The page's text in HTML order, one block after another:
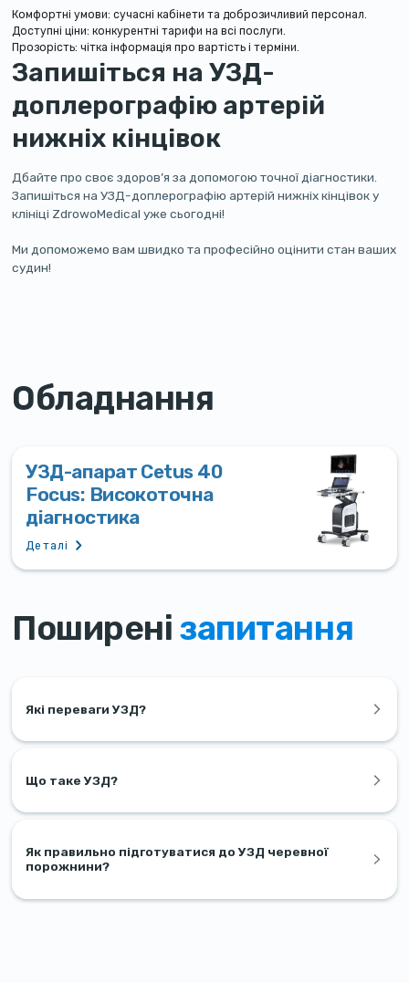
Комфортні умови: сучасні кабінети та доброзичливий персонал.
Доступні ціни: конкурентні тарифи на всі послуги.
Прозорість: чітка інформація про вартість і терміни.
Запишіться на УЗД-
доплерографію артерій
нижніх кінцівок
Дбайте про своє здоров’я за допомогою точної діагностики.
Запишіться на УЗД-доплерографію артерій нижніх кінцівок у
клініці ZdrowoMedical уже сьогодні!
Ми допоможемо вам швидко та професійно оцінити стан ваших
судин!
Обладнання
УЗД-апарат Cetus 40
Focus: Високоточна
діагностика
Деталі
Поширені запитання
Які переваги УЗД?
Що таке УЗД?
Як правильно підготуватися до УЗД черевної
порожнини?